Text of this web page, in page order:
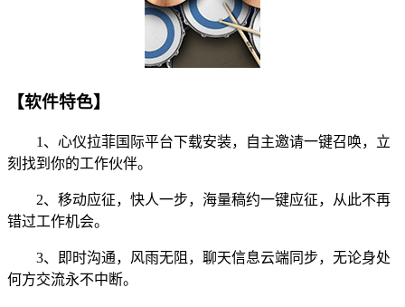
【软件特色】
1、心仪拉菲国际平台下载安装，自主邀请一键召唤，立
刻找到你的工作伙伴。
2、移动应征，快人一步，海量稿约一键应征，从此不再
错过工作机会。
3、即时沟通，风雨无阻，聊天信息云端同步，无论身处
何方交流永不中断。